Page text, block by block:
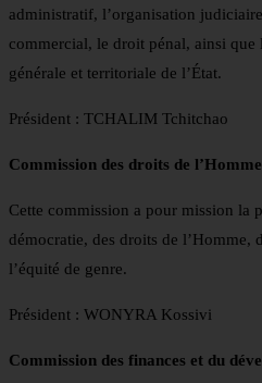
administratif, l’organisation
commercial, le droit pénal, ainsi que
générale et territoriale de l’État.
Président : TCHALIM Tchitchao
Commission des droits de l’Homme
Cette commission a pour mission la
démocratie, des droits de l’Homme,
l’équité de genre.
Président : WONYRA Kossivi
Commission des finances et du